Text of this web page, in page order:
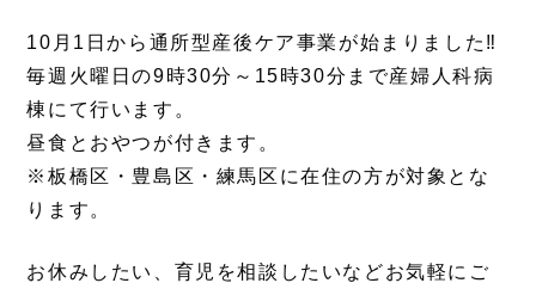
10月1日から通所型産後ケア事業が始まりました‼
毎週火曜日の9時30分～15時30分まで産婦人科病
棟にて行います。
昼食とおやつが付きます。
※板橋区・豊島区・練馬区に在住の方が対象とな
ります。
お休みしたい、育児を相談したいなどお気軽にご